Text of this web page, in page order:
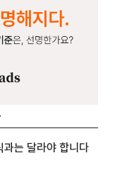
과는 달라야 합니다